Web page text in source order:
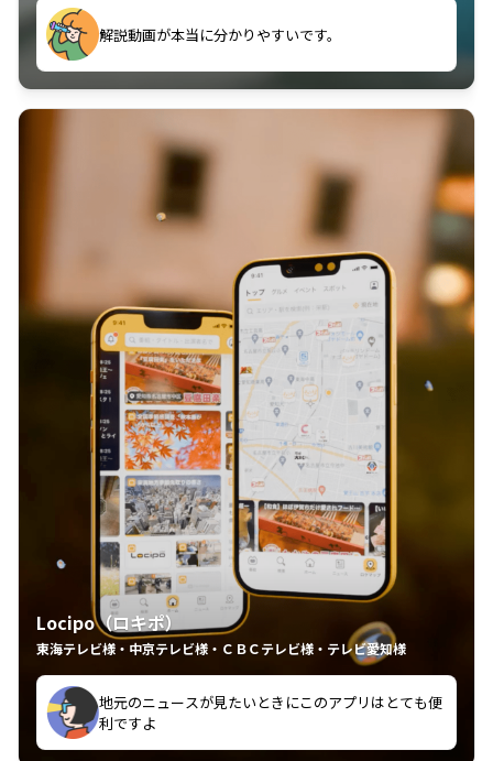
古文漢文を主に使わせていただいているが、復習する
のに非常に役立っている。
解説動画が本当に分かりやすいです。
Locipo（ロキポ）
東海テレビ様・中京テレビ様・ＣＢＣテレビ様・テレビ愛知様
中京テレビのおもしろ番組が視聴可能地域外からも見
れるの嬉しいポイント
いつも利用させていただいております！